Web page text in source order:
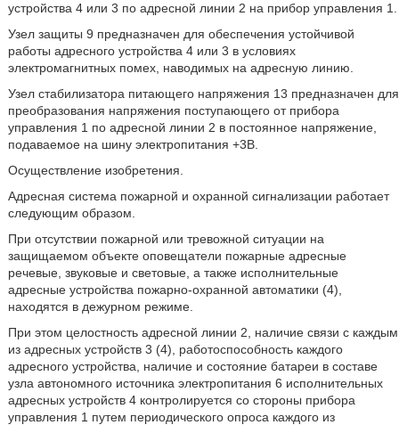
устройства 4 или 3 по адресной линии 2 на прибор управления 1.
Узел защиты 9 предназначен для обеспечения устойчивой
работы адресного устройства 4 или 3 в условиях
электромагнитных помех, наводимых на адресную линию.
Узел стабилизатора питающего напряжения 13 предназначен для
преобразования напряжения поступающего от прибора
управления 1 по адресной линии 2 в постоянное напряжение,
подаваемое на шину электропитания +3В.
Осуществление изобретения.
Адресная система пожарной и охранной сигнализации работает
следующим образом.
При отсутствии пожарной или тревожной ситуации на
защищаемом объекте оповещатели пожарные адресные
речевые, звуковые и световые, а также исполнительные
адресные устройства пожарно-охранной автоматики (4),
находятся в дежурном режиме.
При этом целостность адресной линии 2, наличие связи с каждым
из адресных устройств 3 (4), работоспособность каждого
адресного устройства, наличие и состояние батареи в составе
узла автономного источника электропитания 6 исполнительных
адресных устройств 4 контролируется со стороны прибора
управления 1 путем периодического опроса каждого из